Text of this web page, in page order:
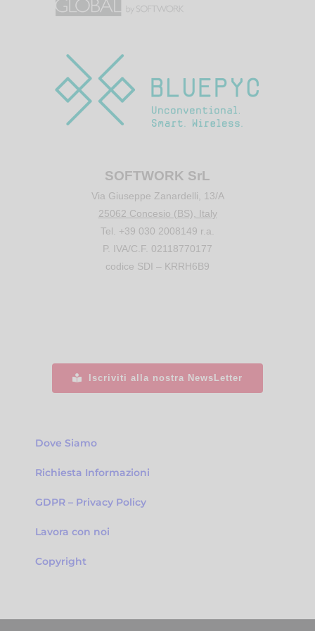
SOFTWORK SrL
Via Giuseppe Zanardelli, 13/A
25062 Concesio (BS), Italy
Tel. +39 030 2008149 r.a.
P. IVA/C.F. 02118770177
codice SDI – KRRH6B9
Iscriviti alla nostra NewsLetter
Dove Siamo
Richiesta Informazioni
GDPR – Privacy Policy
Lavora con noi
Copyright